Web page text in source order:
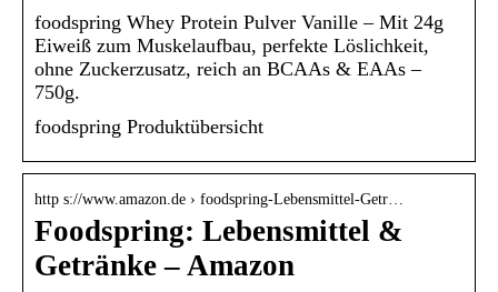
foodspring Whey Protein Pulver Vanille – Mit 24g
Eiweiß zum Muskelaufbau, perfekte Löslichkeit,
ohne Zuckerzusatz, reich an BCAAs & EAAs –
750g.
foodspring Produktübersicht
http s://www.amazon.de › foodspring-Lebensmittel-Getr…
Foodspring: Lebensmittel &
Getränke – Amazon